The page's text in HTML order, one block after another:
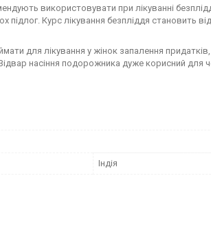
використовувати при лікуванні
підлог. Курс лікування безпліддя становить
для лікування у жінок запалення придатків,
насіння подорожника дуже корисний для
Індія